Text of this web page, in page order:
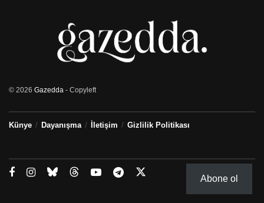
© 2026 Gazedda - Copyleft
Künye Dayanışma İletişim Gizlilik Politikası
Abone ol